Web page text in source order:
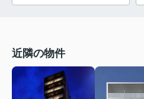
近隣の物件